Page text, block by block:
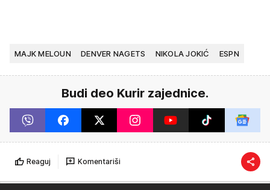
MAJK MELOUN DENVER NAGETS NIKOLA JOKIĆ ESPN
Budi deo Kurir zajednice.
Reaguj Komentariši